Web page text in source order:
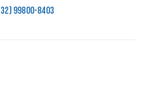
99800-8403